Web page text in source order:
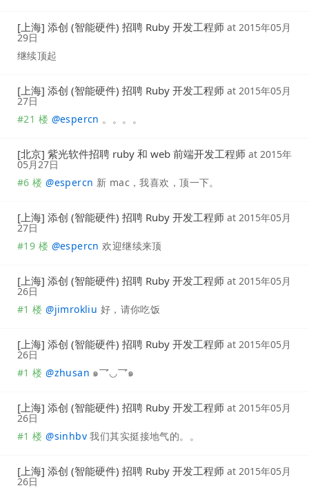
[上海] 添创 (智能硬件) 招聘 Ruby 开发工程师 at 2015年05月
29日
继续顶起
[上海] 添创 (智能硬件) 招聘 Ruby 开发工程师 at 2015年05月
27日
#21 楼 @espercn 。。。。
[北京] 紫光软件招聘 ruby 和 web 前端开发工程师 at 2015年
05月27日
#6 楼 @espercn 新 mac，我喜欢，顶一下。
[上海] 添创 (智能硬件) 招聘 Ruby 开发工程师 at 2015年05月
27日
#19 楼 @espercn 欢迎继续来顶
[上海] 添创 (智能硬件) 招聘 Ruby 开发工程师 at 2015年05月
26日
#1 楼 @jimrokliu 好，请你吃饭
[上海] 添创 (智能硬件) 招聘 Ruby 开发工程师 at 2015年05月
26日
#1 楼 @zhusan ๑乛◡乛๑
[上海] 添创 (智能硬件) 招聘 Ruby 开发工程师 at 2015年05月
26日
#1 楼 @sinhbv 我们其实挺接地气的。。
[上海] 添创 (智能硬件) 招聘 Ruby 开发工程师 at 2015年05月
26日